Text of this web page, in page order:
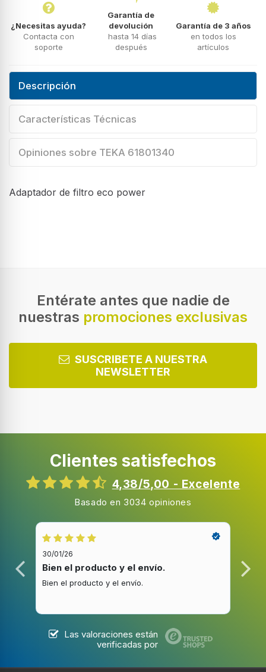
¿Necesitas ayuda?
Contacta con
soporte
Garantía de
devolución
hasta 14 días
después
Garantía de 3 años
en todos los
artículos
Descripción
Características Técnicas
Opiniones sobre TEKA 61801340
Adaptador de filtro eco power
Negro
Material
Entérate antes que nadie de
nuestras promociones exclusivas
SUSCRIBETE A NUESTRA
NEWSLETTER
Clientes satisfechos
4,38/5,00 - Excelente
Basado en 3034 opiniones
30/01/26
Bien el producto y el envío.
Bien el producto y el envío.
Las valoraciones están
verificadas por